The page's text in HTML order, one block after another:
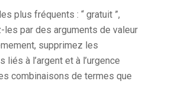
plus fréquents : “ gratuit ”,
les par des arguments de valeur
supprimez les
à l’argent et à l’urgence
combinaisons de termes que